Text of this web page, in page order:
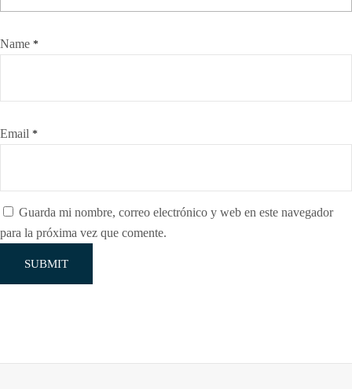
Name *
Email *
Guarda mi nombre, correo electrónico y web en este navegador
para la próxima vez que comente.